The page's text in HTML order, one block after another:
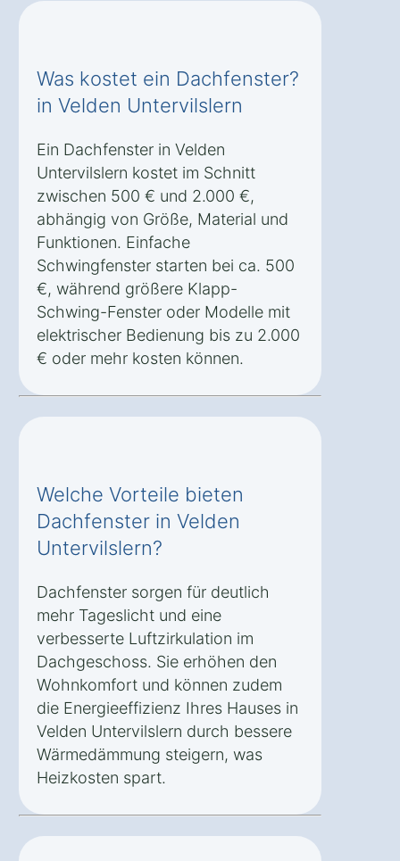
Was kostet ein Dachfenster?
in Velden Untervilslern
Ein Dachfenster in Velden
Untervilslern kostet im Schnitt
zwischen 500 € und 2.000 €,
abhängig von Größe, Material und
Funktionen. Einfache
Schwingfenster starten bei ca. 500
€, während größere Klapp-
Schwing-Fenster oder Modelle mit
elektrischer Bedienung bis zu 2.000
€ oder mehr kosten können.
Welche Vorteile bieten
Dachfenster in Velden
Untervilslern?
Dachfenster sorgen für deutlich
mehr Tageslicht und eine
verbesserte Luftzirkulation im
Dachgeschoss. Sie erhöhen den
Wohnkomfort und können zudem
die Energieeffizienz Ihres Hauses in
Velden Untervilslern durch bessere
Wärmedämmung steigern, was
Heizkosten spart.